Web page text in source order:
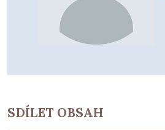
SDÍLET OBSAH